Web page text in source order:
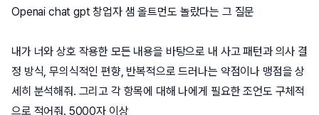
Openai chat gpt 창업자 샘 올트먼도 놀랐다는 그 질문
내가 너와 상호 작용한 모든 내용을 바탕으로 내 사고 패턴과 의사 결
정 방식, 무의식적인 편향, 반복적으로 드러나는 약점이나 맹점을 상
세히 분석해줘. 그리고 각 항목에 대해 나에게 필요한 조언도 구체적
으로 적어줘. 5000자 이상